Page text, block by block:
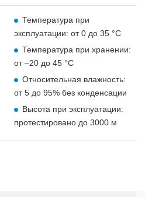
Температура при
эксплуатации: от 0 до 35 °C
Температура при хранении:
от –20 до 45 °C
Относительная влажность:
от 5 до 95% без конденсации
Высота при эксплуатации:
протестировано до 3000 м